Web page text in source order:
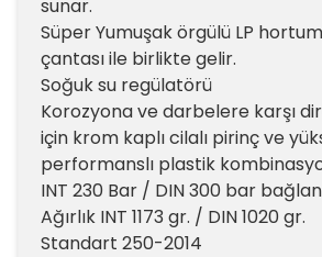
sunar.
Süper Yumuşak örgülü LP
çantası ile birlikte gelir.
Soğuk su regülatörü
Korozyona ve darbelere karşı
için krom kaplı cilalı pirinç ve
performanslı plastik
INT 230 Bar / DIN 300 bar
Ağırlık INT 1173 gr. / DIN 1020 gr.
Standart 250-2014